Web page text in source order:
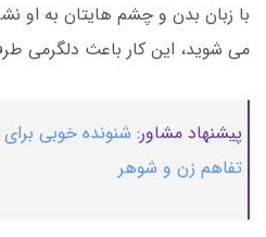
با زبان بدن و چشم هایتان به او
می شوید، این کار باعث دلگرمی
پیشنهاد مشاور: شنونده خوبی
تفاهم زن و شوهر